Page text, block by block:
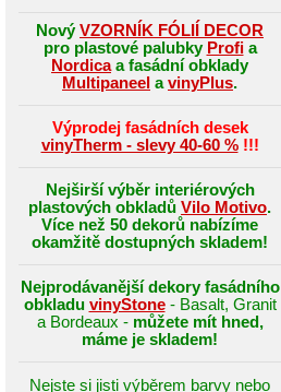
Nový VZORNÍK FÓLIÍ DECOR
pro plastové palubky Profia
Nordicaa fasádní obklady
Multipaneel avinyPlus.
Výprodej fasádních desek
vinyTherm - slevy 40-60 %!!!
Nejširší výběr interiérových
plastových obkladů Vilo Motivo.
Více než 50 dekorů nabízíme
okamžitě dostupných skladem!
Nejprodávanější dekory fasádního
obkladu vinyStone- Basalt, Granit
a Bordeaux - můžete mít hned,
máme je skladem!
Nejste si jisti výběrem barvy nebo